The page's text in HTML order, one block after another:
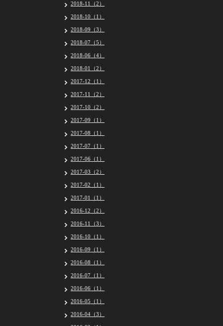
2018-11（2）
2018-10（1）
2018-09（3）
2018-07（5）
2018-06（4）
2018-01（2）
2017-12（1）
2017-11（2）
2017-10（2）
2017-09（1）
2017-08（1）
2017-07（1）
2017-06（1）
2017-03（2）
2017-02（1）
2017-01（1）
2016-12（2）
2016-11（3）
2016-10（1）
2016-09（1）
2016-08（1）
2016-07（1）
2016-06（1）
2016-05（1）
2016-04（3）